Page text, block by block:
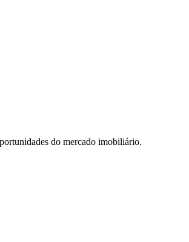
do mercado imobiliário.